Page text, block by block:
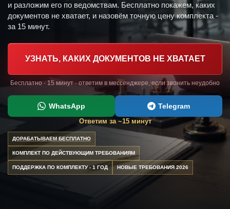
и разложим его по ведомствам. Бесплатно покажем, каких
документов не хватает, и назовём точную цену комплекта -
за 15 минут.
УЗНАТЬ, КАКИХ ДОКУМЕНТОВ НЕ ХВАТАЕТ
Бесплатно · 15 минут · ответим в мессенджере, если звонить неудобно
WhatsApp Telegram
Ответим за ~15 минут
ДОРАБАТЫВАЕМ БЕСПЛАТНО
КОМПЛЕКТ ПО ДЕЙСТВУЮЩИМ ТРЕБОВАНИЯМ
ПОДДЕРЖКА ПО КОМПЛЕКТУ - 1 ГОД НОВЫЕ ТРЕБОВАНИЯ 2026